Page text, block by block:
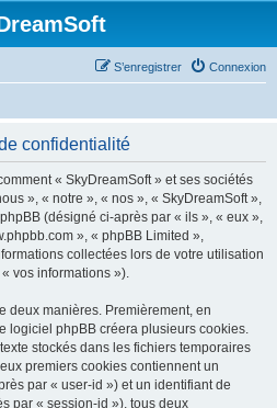
Connexion
S’enregistrer
confidentialité
« SkyDreamSoft » et ses sociétés
», « notre », « nos », « SkyDreamSoft »,
(désigné ci-après par « ils », « eux »,
», « phpBB Limited »,
collectées lors de votre utilisation
vos informations »).
deux manières. Premièrement, en
logiciel phpBB créera plusieurs cookies.
stockés dans les fichiers temporaires
premiers cookies contiennent un
par « user-id ») et un identifiant de
par « session-id »), tous deux